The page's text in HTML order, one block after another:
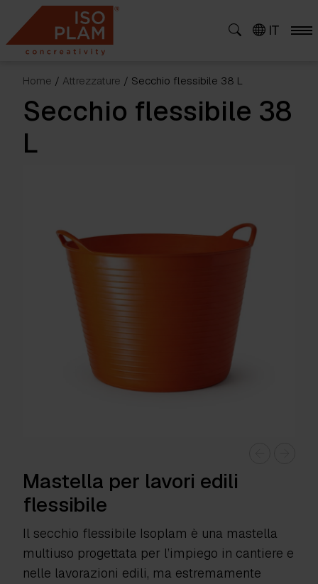
content
IT
Home / Attrezzature / Secchio flessibile 38 L
Secchio flessibile 38
L
Mastella per lavori edili
flessibile
Il secchio flessibile Isoplam è una mastella
multiuso progettata per l’impiego in cantiere e
nelle lavorazioni edili, ma estremamente